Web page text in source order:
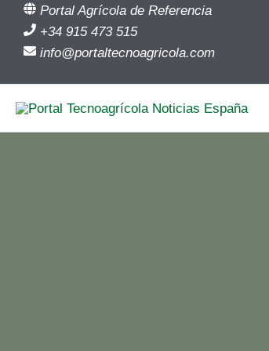
contenido
Portal Agrícola de Referencia
+34 915 473 515
info@portaltecnoagricola.com